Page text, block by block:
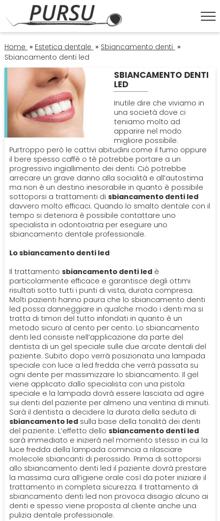
HOME
ESTETICA DENTALE
Corona Dentale
Faccette Dentali
Sbiancamento Denti
IGIENE ORALE
Igiene Orale
Lavare I Denti
Pulizia Denti
OPERATORI
Dentisti
Impianto Dentale
Sbiancamento Denti
ORTODONZIA
Apparecchio
Endodonzia
PATOLOGIE
Bruxismo
PROTESI
Impianti
Ponte Dentale
Home » Estetica dentale » Sbiancamento denti »
Sbiancamento denti led
SBIANCAMENTO DENTI
LED
Inutile dire che viviamo in
una società dove ci
teniamo molto ad
apparire nel modo
migliore possibile.
Purtroppo però le cattivi abitudini come il fumo oppure
il bere spesso caffè o tè potrebbe portare a un
progressivo ingiallimento dei denti. Ciò potrebbe
arrecare un grave danno alla socialità e all’autostima
ma non è un destino inesorabile in quanto è possibile
sottoporsi a trattamenti di sbiancamento denti led
davvero molto efficaci. Quando lo smalto dentale con il
tempo si deteriora è possibile contattare uno
specialista in odontoiatria per eseguire uno
sbiancamento dentale professionale.
Lo sbiancamento denti led
Il trattamento sbiancamento denti ledè
particolarmente efficace e garantisce degli ottimi
risultati sotto tutti i punti di vista, durata compresa.
Molti pazienti hanno paura che lo sbiancamento denti
led possa danneggiare in qualche modo i denti ma si
tratta di timori del tutto infondati in quanto è un
metodo sicuro al cento per cento. Lo sbiancamento
denti led consiste nell’applicazione da parte del
dentista di un gel speciale sulle due arcate dentali del
paziente. Subito dopo verrà posizionata una lampada
speciale con luce a led fredda che verrà passata su
ogni dente per massimizzare lo sbiancamento. Il gel
viene applicato dallo specialista con una pistola
speciale e la lampada dovrà essere lasciata ad agire
sui denti del paziente per almeno una ventina di minuti.
Sarà il dentista a decidere la durata della seduta di
sbiancamento ledsulla base della tonalità dei denti
del paziente. L’effetto dello sbiancamento denti led
sarà immediato e inizierà nel momento stesso in cui la
luce fredda della lampada comincia a rilasciare
molecole sbiancanti di perossido. Prima di sottoporsi
allo sbiancamento denti led il paziente dovrà prestare
la massima cura all’igiene orale così da poter iniziare il
trattamento in completa sicurezza. Il trattamento di
sbiancamento denti led non provoca disagio alcuno ai
denti e spesso viene proposta al cliente anche una
pulizia dentale professionale.